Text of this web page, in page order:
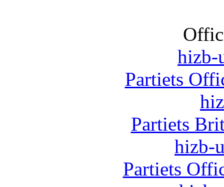
hizb-
Partiets
Partiets
hizb-
Partiets